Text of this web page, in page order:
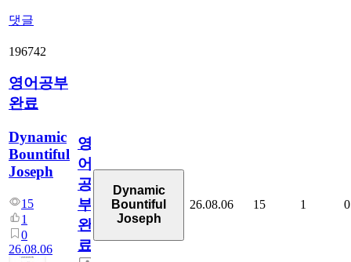
댓글
196742
영어공부
완료
Dynamic
Bountiful
Joseph
15
1
0
26.08.06
영
어
공
부
완
료
Dynamic
Bountiful
Joseph
26.08.06 15 1 0